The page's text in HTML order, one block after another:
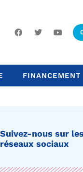
FINANCEMENT
Suivez-nous sur les
réseaux sociaux